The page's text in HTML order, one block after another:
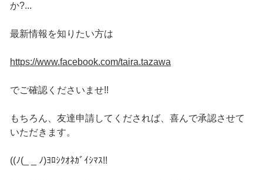
か?...
最新情報を知りたい方は
https://www.facebook.com/taira.tazawa
でご確認くださいませ!!
もちろん、友達申請してくだされば、喜んで承認させて
いただきます。
((ﾉ(_ _ ﾉ)ﾖﾛｼｸｵﾈｶﾞｲｼﾏｽ!!